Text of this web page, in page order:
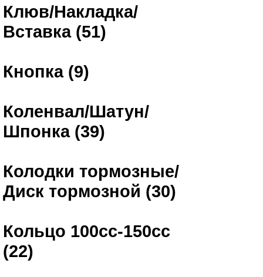
Клюв/Накладка/
Вставка (51)
Кнопка (9)
Коленвал/Шатун/
Шпонка (39)
Колодки тормозные/
Диск тормозной (30)
Кольцо 100сс-150сс
(22)